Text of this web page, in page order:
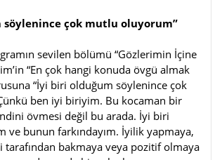
çok mutlu oluyorum”
sevilen bölümü “Gözlerimin İçine
“En çok hangi konuda övgü almak
“İyi biri olduğum söylenince çok
ben iyi biriyim. Bu kocaman bir
övmesi değil bu arada. İyi biri
ve bunun farkındayım. İyilik yapmaya,
tarafından bakmaya veya pozitif olmaya